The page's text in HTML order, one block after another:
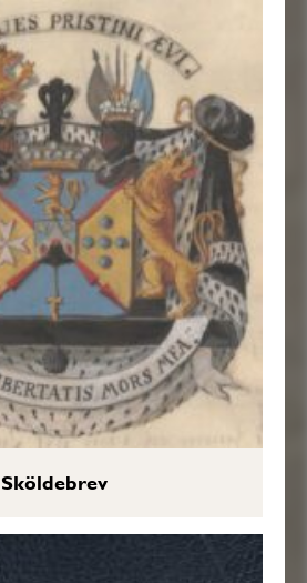
Sköldebrev